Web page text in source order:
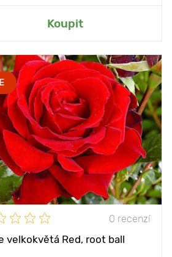
Koupit
Přidat do mé zahrady
0 recenzí
velkokvětá Red, root ball
vytváří romantickou
náladu
rostliny 80 - 100 cm
mezi
50 - 100 cm
slunce
mrazuvzdorný